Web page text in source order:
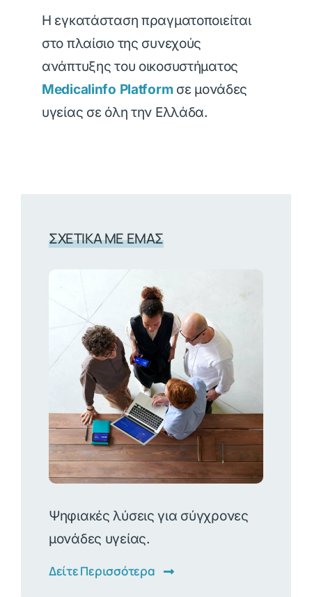
Η εγκατάσταση πραγματοποιείται
στο πλαίσιο της συνεχούς
ανάπτυξης του οικοσυστήματος
Medicalinfo Platformσε μονάδες
υγείας σε όλη την Ελλάδα.
ΣΧΕΤΙΚΆ ΜΕ ΕΜΆΣ
Ψηφιακές λύσεις για σύγχρονες
μονάδες υγείας.
Δείτε Περισσότερα